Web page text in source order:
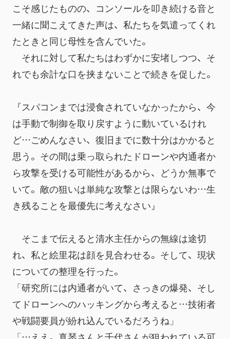
こそ感じたものの、コンソールを叩き続ける音と
一緒に聞こえてきた声は、私たちを気遣ってくれ
たときと同じ母性を含んでいた。
それに対して私たちはわずかに安堵しつつ、そ
れでも余計な口を挟まないことで続きを促した。
『スパコンまでは浸食されていなかったから、今
は手動で制御を取り戻すように動いているけれ
ど…ごめんなさい、復旧までに数十分はかかると
思う。その間は乗っ取られたドローンや内通者か
ら攻撃を受ける可能性があるから、どうか無事で
いて。敵の狙いは単純な攻撃とは限らないわ…生
き残ることを最優先に考えなさい』
そこまで伝えると清水主任からの無線は途切
れ、私と絵里花は顔を見合わせる。そして、現状
についての整理を行った。
「研究所には内通者がいて、さっきの爆発、そし
てドローンへのハッキングから考えると…技術者
や戦闘要員が紛れ込んでいるだろうね」
「…ええ。真琴さんと千代さんが狙われている可